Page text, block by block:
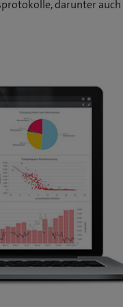
darunter auch